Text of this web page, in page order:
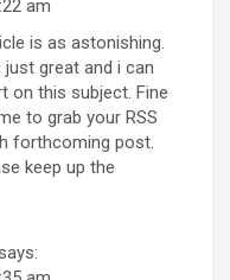
am
is as astonishing.
great and i can
on this subject. Fine
to grab your RSS
forthcoming post.
keep up the
says: